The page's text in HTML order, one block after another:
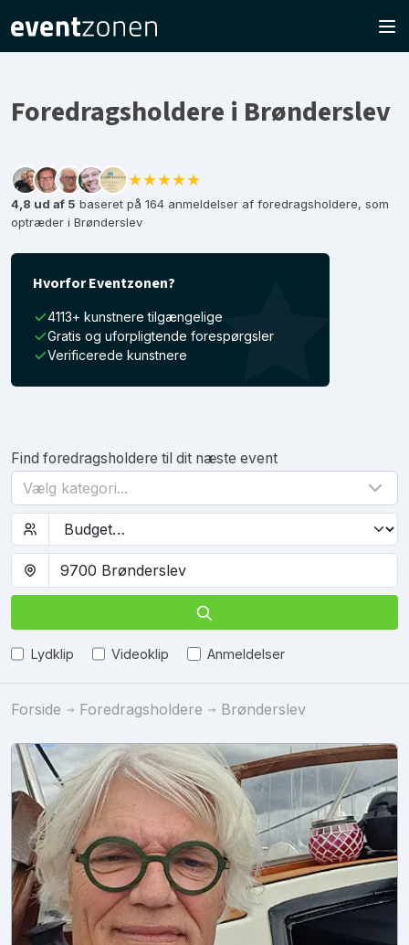
Foredragsholdere i Brønderslev
★★★★★
4,8 ud af 5 baseret på 164 anmeldelser af foredragsholdere, som
optræder i Brønderslev
Hvorfor Eventzonen?
4113+ kunstnere tilgængelige
Gratis og uforpligtende forespørgsler
Verificerede kunstnere
Find foredragsholdere til dit næste event
Vælg kategori...
Lydklip Videoklip Anmeldelser
Forside Foredragsholdere Brønderslev